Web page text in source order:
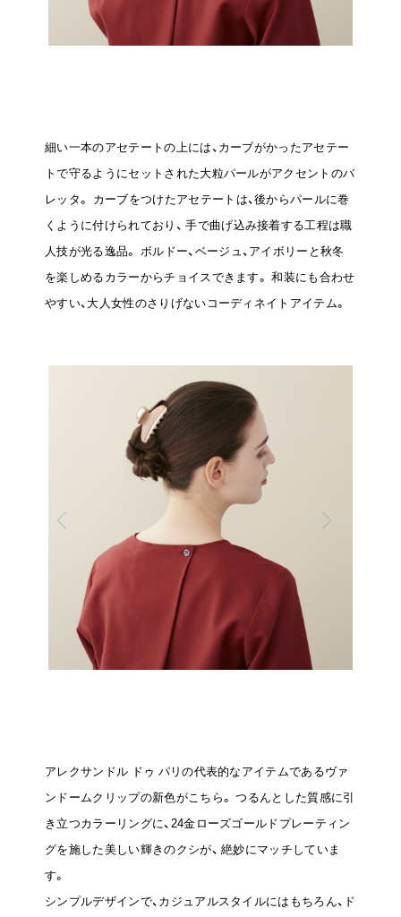
細い一本のアセテートの上には、カーブがかったアセテー
トで守るようにセットされた大粒パールがアクセントのバ
レッタ。 カーブをつけたアセテートは、後からパールに巻
くように付けられており、 手で曲げ込み接着する工程は職
人技が光る逸品。 ボルドー、ベージュ、アイボリーと秋冬
を楽しめるカラーからチョイスできます。 和装にも合わせ
やすい、大人女性のさりげないコーディネイトアイテム。
アレクサンドル ドゥ パリの代表的なアイテムであるヴァ
ンドームクリップの新色がこちら。 つるんとした質感に引
き立つカラーリングに、24金ローズゴールドプレーティン
グを施した美しい輝きのクシが、 絶妙にマッチしていま
す。
シンプルデザインで、カジュアルスタイルにはもちろん、ド